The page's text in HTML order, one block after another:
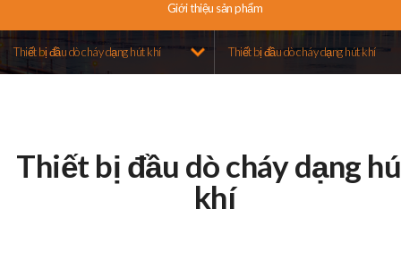
Giới thiệu sản phẩm
Thiết bị đầu dò cháy dạng hút khí Thiết bị đầu dò cháy dạng hút khí
Thiết bị đầu dò cháy dạng
khí